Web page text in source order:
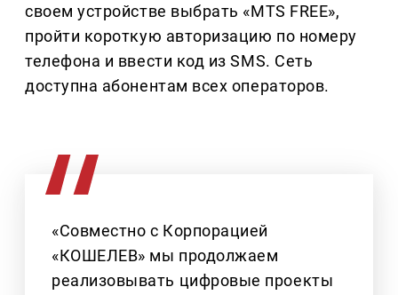
своем устройстве выбрать «MTS FREE»,
пройти короткую авторизацию по номеру
телефона и ввести код из SMS. Сеть
доступна абонентам всех операторов.
«Совместно с Корпорацией
«КОШЕЛЕВ» мы продолжаем
реализовывать цифровые проекты